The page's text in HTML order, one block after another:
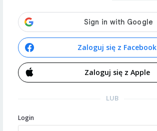
Zaloguj się z Facebook
Zaloguj się z Apple
LUB
Login